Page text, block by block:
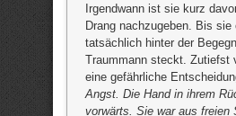
Irgendwann ist sie kurz
Drang nachzugeben. Bis sie
tatsächlich hinter der
Traummann steckt. Zutiefst
eine gefährliche
Angst. Die Hand in ihrem
vorwärts. Sie war aus freien